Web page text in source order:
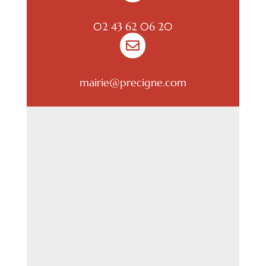
02 43 62 06 20

mairie@precigne.com